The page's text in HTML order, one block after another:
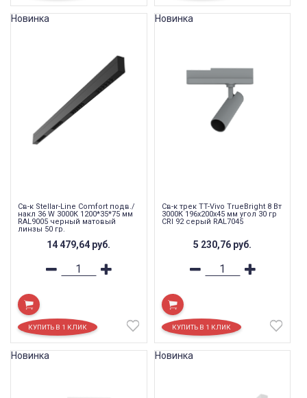
Св-к Stellar-Line Сomfort подв./
накл 36 W 3000К 1200*35*75 мм
RAL9005 черный матовый
линзы 50 гр.
14 479,64 руб.
Новинка
Св-к трек TT-Vivo TrueBright 8 Вт
3000К 196x200x45 мм угол 30 гр
CRI 92 серый RAL7045
5 230,76 руб.
Новинка
Новинка Новинка